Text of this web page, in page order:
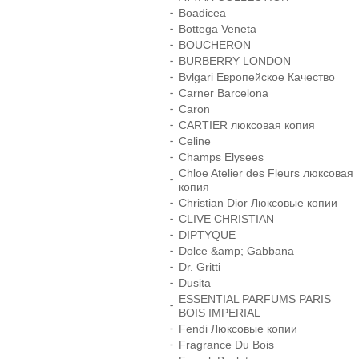
Boadicea
Bottega Veneta
BOUCHERON
BURBERRY LONDON
Bvlgari Европейское Качество
Carner Barcelona
Caron
CARTIER люксовая копия
Celine
Champs Elysees
Chloe Atelier des Fleurs люксовая
копия
Christian Dior Люксовые копии
CLIVE CHRISTIAN
DIPTYQUE
Dolce &amp; Gabbana
Dr. Gritti
Dusita
ESSENTIAL PARFUMS PARIS
BOIS IMPERIAL
Fendi Люксовые копии
Fragrance Du Bois